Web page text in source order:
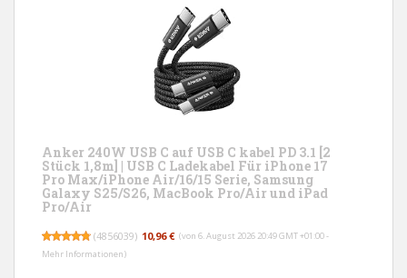
Anker 240W USB C auf USB C kabel PD 3.1 [2
Stück 1,8m] | USB C Ladekabel Für iPhone 17
Pro Max/iPhone Air/16/15 Serie, Samsung
Galaxy S25/S26, MacBook Pro/Air und iPad
Pro/Air
(4856039) 10,96 € (von 6. August 2026 20:49 GMT +01:00 -
Mehr Informationen)